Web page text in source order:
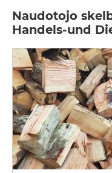
Naudotojo
Handels-und